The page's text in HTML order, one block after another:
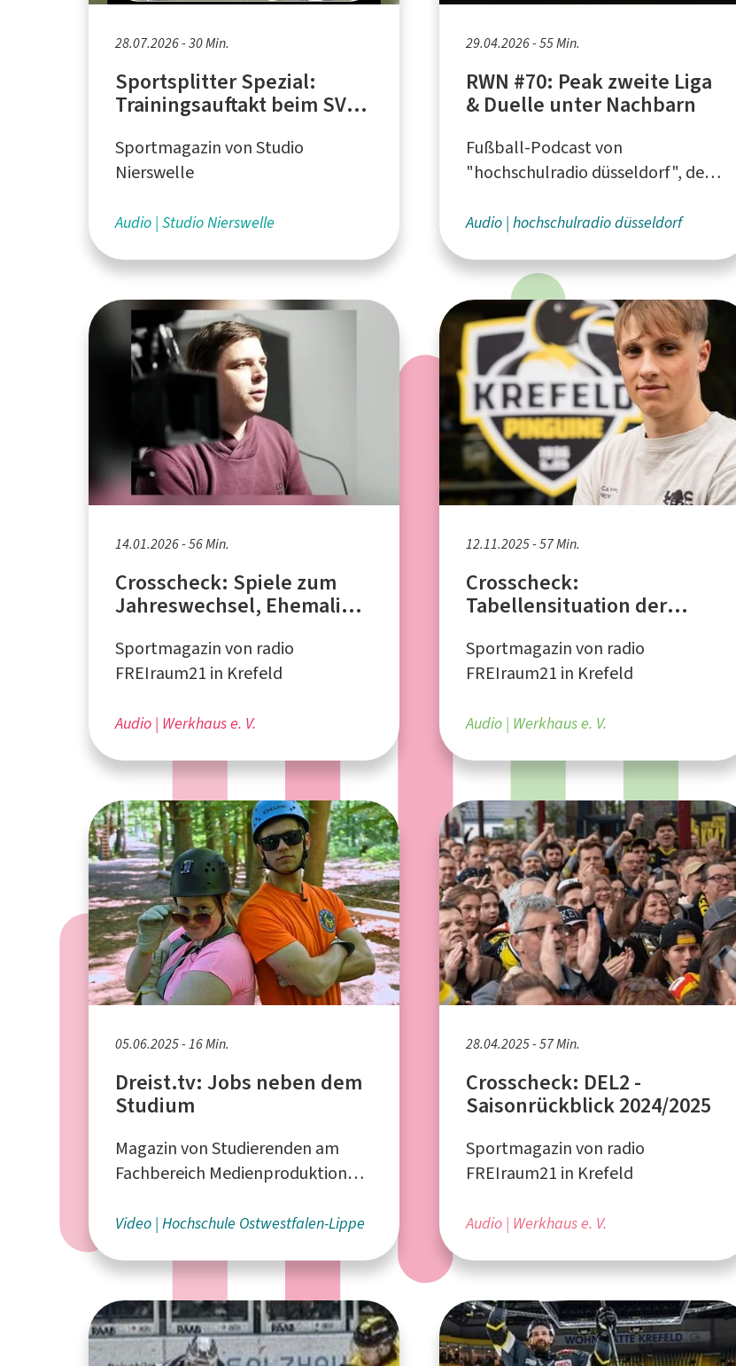
28.07.2026 - 30 Min.
Sportsplitter Spezial:
Trainingsauftakt beim SV
Trainer Frank Wachmeister
Sportmagazin von Studio
Nierswelle
Audio Studio Nierswelle
29.04.2026 - 55 Min.
RWN #70: Peak zweite Liga
& Duelle unter Nachbarn
Fußball-Podcast von
"hochschulradio düsseldorf", dem
Hochschulen
Audio hochschulradio düsseldorf
14.01.2026 - 56 Min.
Crosscheck: Spiele zum
Jahreswechsel, Ehemaliger
Sportmagazin von radio
FREIraum21 in Krefeld
Audio Werkhaus e. V.
12.11.2025 - 57 Min.
Crosscheck:
Tabellensituation der
Eishockeyspiel
Sportmagazin von radio
FREIraum21 in Krefeld
Audio Werkhaus e. V.
05.06.2025 - 16 Min.
Dreist.tv: Jobs neben dem
Studium
Magazin von Studierenden am
Fachbereich Medienproduktion
Lippe
Video Hochschule Ostwestfalen-Lippe
28.04.2025 - 57 Min.
Crosscheck: DEL2 -
Saisonrückblick 2024/2025
Sportmagazin von radio
FREIraum21 in Krefeld
Audio Werkhaus e. V.